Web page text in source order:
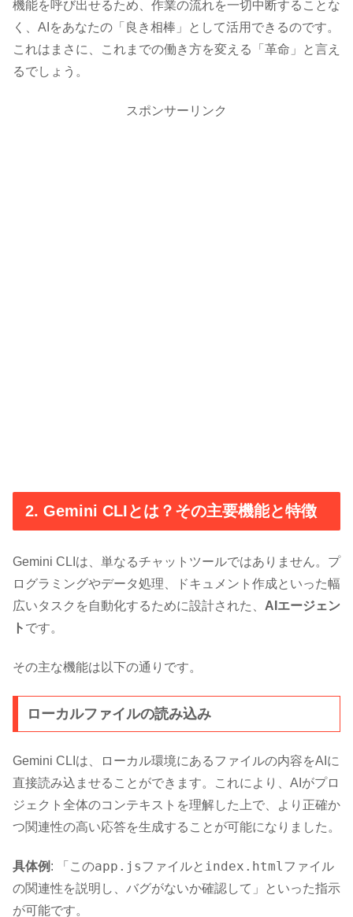
機能を呼び出せるため、作業の流れを一切中断することな
く、AIをあなたの「良き相棒」として活用できるのです。
これはまさに、これまでの働き方を変える「革命」と言え
るでしょう。
スポンサーリンク
2. Gemini CLIとは？その主要機能と特徴
Gemini CLIは、単なるチャットツールではありません。プ
ログラミングやデータ処理、ドキュメント作成といった幅
広いタスクを自動化するために設計された、 AIエージェン
ト です。
その主な機能は以下の通りです。
ローカルファイルの読み込み
Gemini CLIは、ローカル環境にあるファイルの内容をAIに
直接読み込ませることができます。これにより、AIがプロ
ジェクト全体のコンテキストを理解した上で、より正確か
つ関連性の高い応答を生成することが可能になりました。
具体例 : 「このapp.jsファイルと index.htmlファイル
の関連性を説明し、バグがないか確認して」といった指示
が可能です。